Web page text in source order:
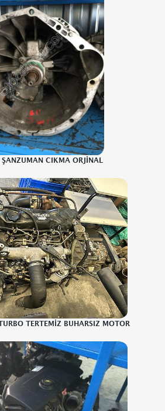
ŞANZUMAN CIKMA ORJİNAL
TERTEMİZ BUHARSIZ MOTOR